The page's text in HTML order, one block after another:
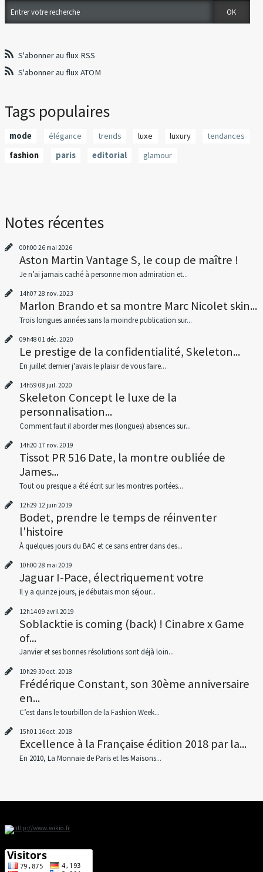
S'abonner au flux RSS
S'abonner au flux ATOM
Tags populaires
mode élégance trends luxe luxury
tendances
fashion
paris editorial glamour
Notes récentes
00h00 26 mai 2026
Aston Martin Vantage S, le coup de maître !
Je n’ai jamais caché à personne mon admiration et...
14h07 28 nov. 2023
Marlon Brando et sa montre Marc Nicolet skin...
Trois longues années sans la moindre publication sur...
09h48 01 déc. 2020
Le prestige de la confidentialité, Skeleton...
En juillet dernier j'avais le plaisir de vous faire...
14h59 08 juil. 2020
Skeleton Concept le luxe de la
personnalisation...
Comment faut il aborder mes (longues) absences sur...
14h20 17 nov. 2019
Tissot PR 516 Date, la montre oubliée de
James...
Tout ou presque a été écrit sur les montres portées...
12h29 12 juin 2019
Bodet, prendre le temps de réinventer
l'histoire
À quelques jours du BAC et ce sans entrer dans des...
10h00 28 mai 2019
Jaguar I-Pace, électriquement votre
Il y a quinze jours, je débutais mon séjour...
12h1409 avril 2019
Soblacktie is coming (back) ! Cinabre x Game
of...
Janvier et ses bonnes résolutions sont déjà loin...
10h29 30 oct. 2018
Frédérique Constant, son 30ème anniversaire
en...
C’est dans le tourbillon de la Fashion Week...
15h01 16oct. 2018
Excellence à la Française édition 2018 par la...
En 2010, La Monnaie de Paris et les Maisons...